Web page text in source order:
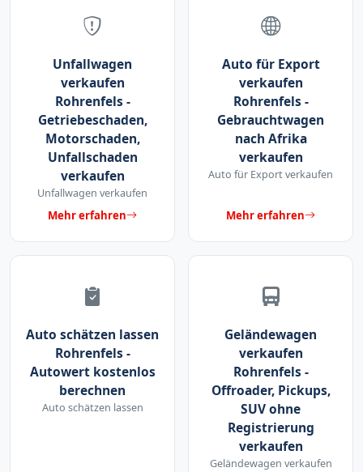
Unfallwagen
verkaufen
Rohrenfels -
Getriebeschaden,
Motorschaden,
Unfallschaden
verkaufen
Unfallwagen verkaufen
Mehr erfahren
Auto für Export
verkaufen
Rohrenfels -
Gebrauchtwagen
nach Afrika
verkaufen
Auto für Export verkaufen
Mehr erfahren
Auto schätzen lassen
Rohrenfels -
Autowert kostenlos
berechnen
Auto schätzen lassen
Geländewagen
verkaufen
Rohrenfels -
Offroader, Pickups,
SUV ohne
Registrierung
verkaufen
Geländewagen verkaufen